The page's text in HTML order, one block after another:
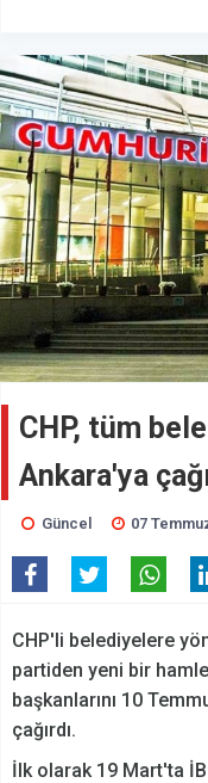
CHP, tüm
Ankara'ya
Güncel 07
CHP'li belediyelere
partiden yeni bir
başkanlarını 10
çağırdı.
İlk olarak 19 Mart'ta